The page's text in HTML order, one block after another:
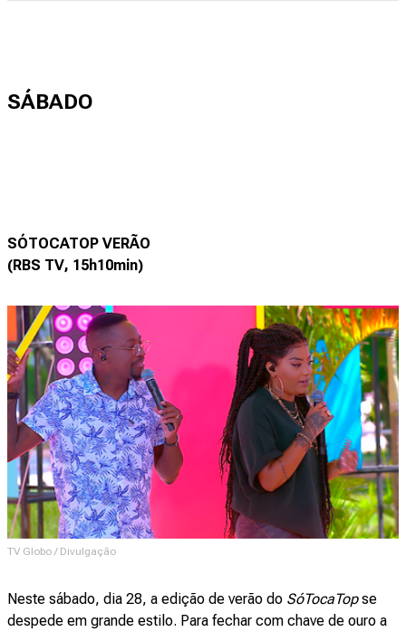
SÁBADO
SÓTOCATOP VERÃO
(RBS TV, 15h10min)
TV Globo / Divulgação
Neste sábado, dia 28, a edição de verão do SóTocaTopse
despede em grande estilo. Para fechar com chave de ouro a